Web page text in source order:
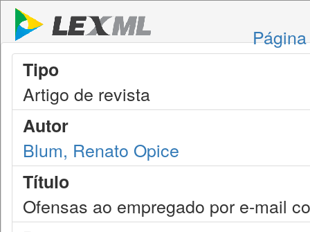
Tipo
Artigo de revista
Autor
Blum, Renato Opice
Título
Ofensas ao empregado por e-mail